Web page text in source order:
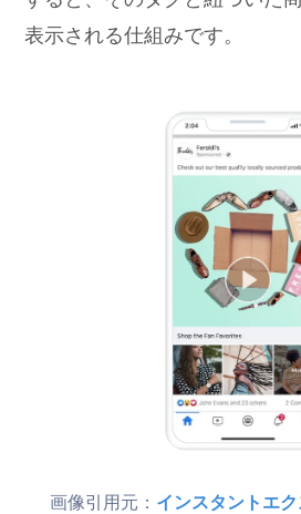
表示される仕組みです。
画像引用元： インスタントエ